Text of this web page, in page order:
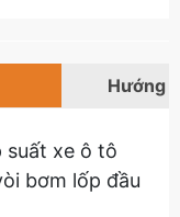
Hướng
suất xe ô tô
bơm lốp đầu